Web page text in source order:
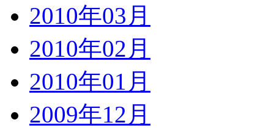
2010年03月
2010年02月
2010年01月
2009年12月